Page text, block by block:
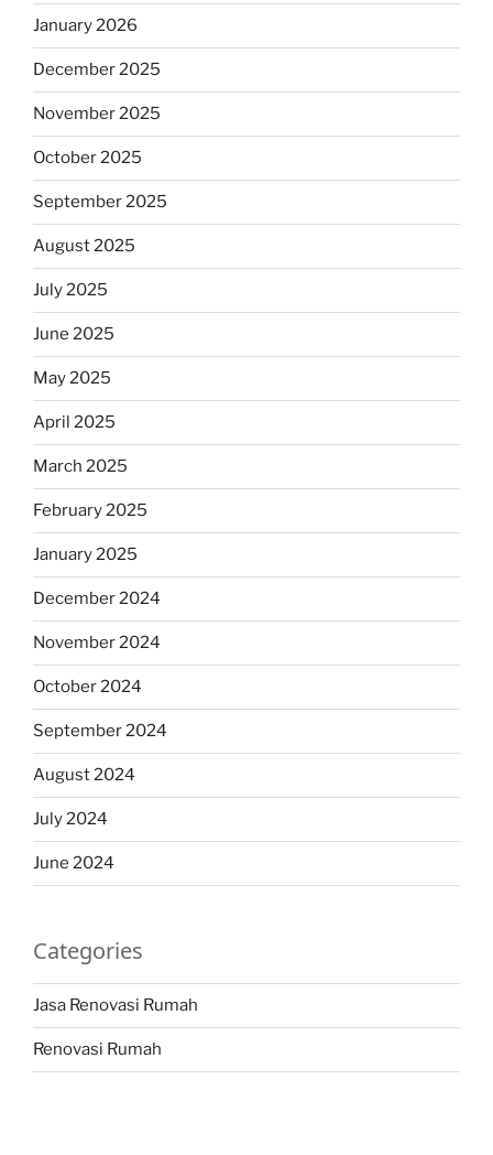
January 2026
December 2025
November 2025
October 2025
September 2025
August 2025
July 2025
June 2025
May 2025
April 2025
March 2025
February 2025
January 2025
December 2024
November 2024
October 2024
September 2024
August 2024
July 2024
June 2024
Categories
Jasa Renovasi Rumah
Renovasi Rumah